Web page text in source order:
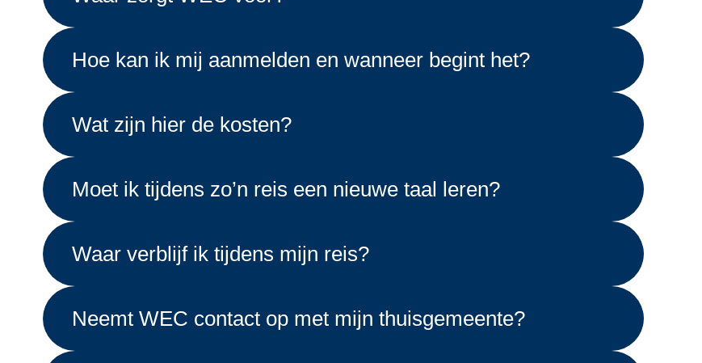
Hoe kan ik mij aanmelden en wanneer begint het?
Wat zijn hier de kosten?
Moet ik tijdens zo’n reis een nieuwe taal leren?
Waar verblijf ik tijdens mijn reis?
Neemt WEC contact op met mijn thuisgemeente?